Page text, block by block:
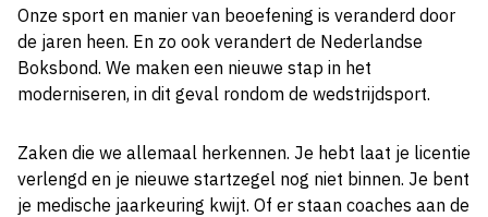
Onze sport en manier van beoefening is veranderd door
de jaren heen. En zo ook verandert de Nederlandse
Boksbond. We maken een nieuwe stap in het
moderniseren, in dit geval rondom de wedstrijdsport.
Zaken die we allemaal herkennen. Je hebt laat je licentie
verlengd en je nieuwe startzegel nog niet binnen. Je bent
je medische jaarkeuring kwijt. Of er staan coaches aan de